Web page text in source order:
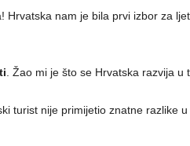
Hrvatska nam je bila prvi izbor za
. Žao mi je što se Hrvatska razvija u
turist nije primijetio znatne razlike